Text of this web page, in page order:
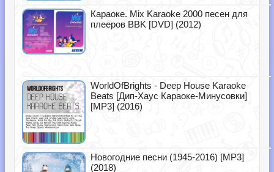
Караоке. Mix Karaoke 2000 песен для
плееров BBK [DVD] (2012)
WorldOfBrights - Deep House Karaoke
Beats [Дип-Хаус Караоке-Минусовки]
[MP3] (2016)
Новогодние песни (1945-2016) [MP3]
(2018)